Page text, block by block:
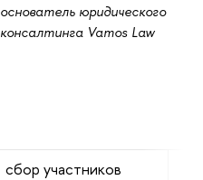
основатель юридического
консалтинга Vamos Law
сбор участников